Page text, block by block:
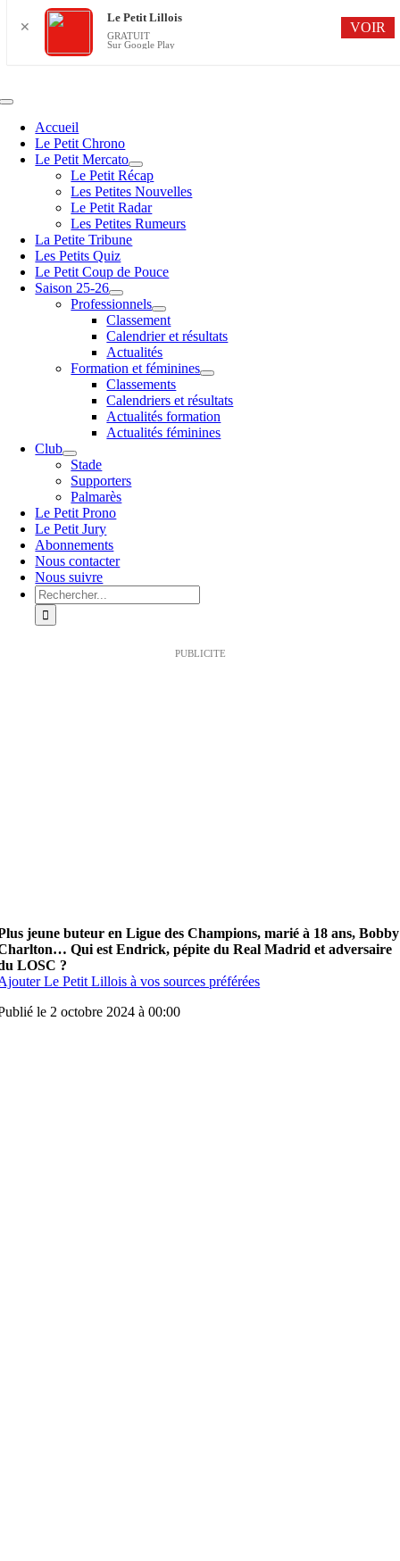
contenu
Navigation
basculeAccueil
Le Petit Chrono
Le Petit Mercato
Le Petit Récap
Les Petites Nouvelles
Le Petit Radar
Les Petites Rumeurs
La Petite Tribune
Les Petits Quiz
Le Petit Coup de Pouce
Saison 25-26
Professionnels
Classement
Calendrier et résultats
Actualités
Formation et féminines
Classements
Calendriers et résultats
Actualités formation
Actualités féminines
Club
Stade
Supporters
Palmarès
Le Petit Prono
Le Petit Jury
Abonnements
Nous contacter
Nous suivre
Rechercher:
PUBLICITE
jeune buteur en Ligue des Champions, marié à 18 ans, Bobby
Qui est Endrick, pépite du Real Madrid et adversaire
LOSC ?
Le Petit Lillois à vos sources préférées
le 2 octobre 2024 à 00:00
✕
Le Petit Lillois
GRATUIT
Sur Google Play
VOIR